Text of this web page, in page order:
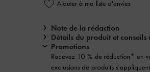
Ajouter à ma liste d'envies
Note de la rédaction
Détails du produit et conseils
Promotions
Recevez 10 % de réduction* en
exclusions de produits